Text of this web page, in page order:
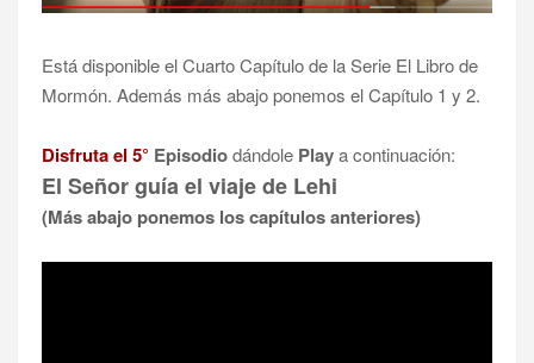
Está disponible el Cuarto Capítulo de la Serie El Libro de
Mormón. Además más abajo ponemos el Capítulo 1 y 2.
Disfruta el 5° Episodiodándole Playa continuación:
El Señor guía el viaje de Lehi
(Más abajo ponemos los capítulos anteriores)